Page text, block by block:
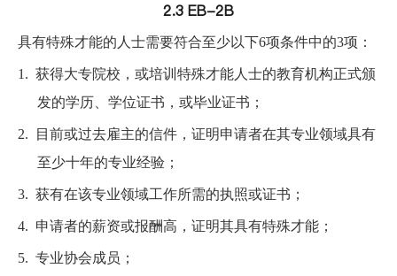
2.3 EB-2B
具有特殊才能的人士需要符合至少以下6项条件中的3项：
1. 获得大专院校，或培训特殊才能人士的教育机构正式颁
发的学历、学位证书，或毕业证书；
2.
目前或过去雇主的信件，证明申请者在其专业领域具有
至少十年的专业经验；
3. 获有在该专业领域工作所需的执照或证书；
4. 申请者的薪资或报酬高，证明其具有特殊才能；
5. 专业协会成员；